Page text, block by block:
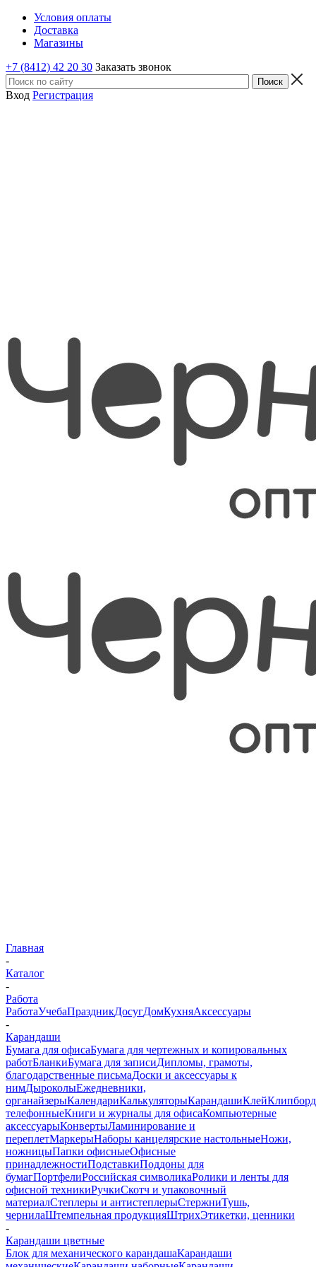
Условия оплаты
Доставка
Магазины
+7 (8412) 42 20 30 Заказать звонок
Вход Регистрация
Главная
-
Каталог
-
Работа
РаботаУчебаПраздникДосугДомКухняАксессуары
-
Карандаши
Бумага для офисаБумага для чертежных и копировальных
работБланкиБумага для записиДипломы, грамоты,
благодарственные письмаДоски и аксессуары к
нимДыроколыЕжедневники,
органайзерыКалендариКалькуляторыКарандашиКлей
телефонныеКниги и журналы для офисаКомпьютерные
аксессуарыКонвертыЛаминирование и
переплетМаркерыНаборы канцелярские настольныеНожи,
ножницыПапки офисныеОфисные
принадлежностиПодставкиПоддоны для
бумагПортфелиРоссийская символикаРолики и ленты для
офисной техникиРучкиСкотч и упаковочный
материалСтеплеры и антистеплерыСтержниТушь,
чернилаШтемпельная продукцияШтрихЭтикетки, ценники
-
Карандаши цветные
Блок для механического карандашаКарандаши